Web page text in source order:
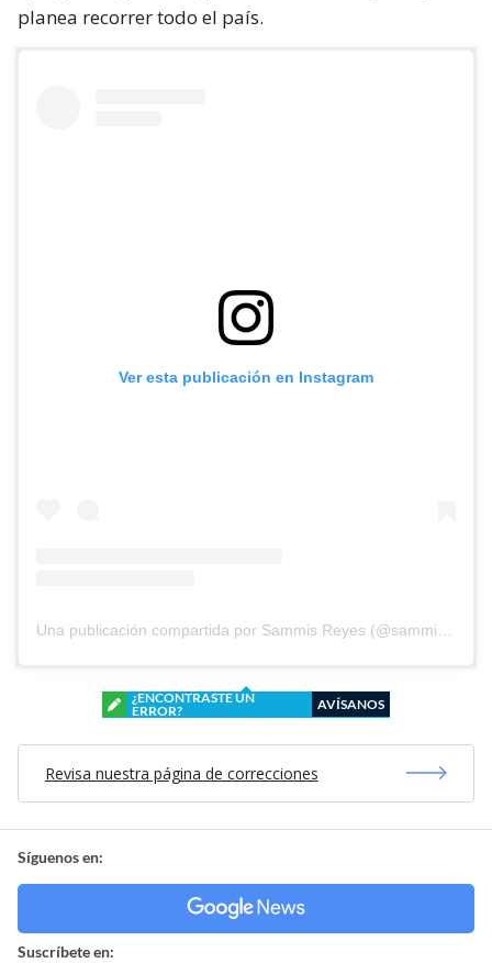
planea recorrer todo el país.
Ver esta publicación en Instagram
¿ENCONTRASTE UN
ERROR?
AVÍSANOS
Revisa nuestra página de correcciones
Síguenos en:
Suscríbete en: